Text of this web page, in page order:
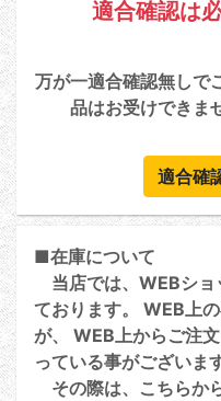
適合確認は
万が一適合確認無しで
品はお受けできま
適合確
■在庫について
当店では、WEBショ
ております。 WEB上
が、 WEB上からご注
っている事がございます
その際は、こちらか